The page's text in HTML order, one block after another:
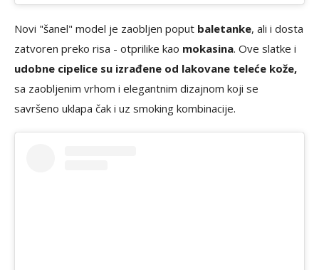
Novi "šanel" model je zaobljen poput baletanke, ali i dosta
zatvoren preko risa - otprilike kao mokasina. Ove slatke i
udobne cipelice su izrađene od lakovane teleće kože,
sa zaobljenim vrhom i elegantnim dizajnom koji se
savršeno uklapa čak i uz smoking kombinacije.